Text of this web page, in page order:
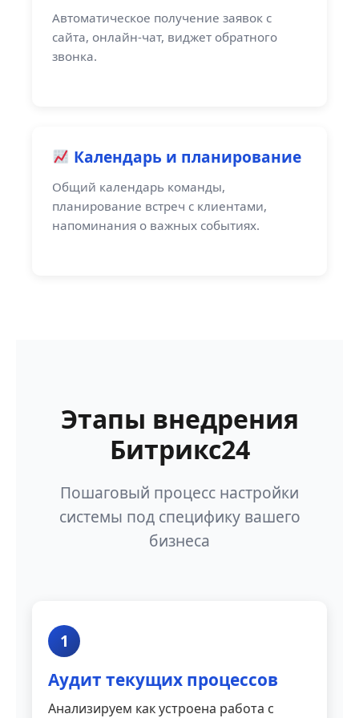
Автоматическое получение заявок с
сайта, онлайн-чат, виджет обратного
звонка.
Календарь и планирование
Общий календарь команды,
планирование встреч с клиентами,
напоминания о важных событиях.
Этапы внедрения
Битрикс24
Пошаговый процесс настройки
системы под специфику вашего
бизнеса
1
Аудит текущих процессов
Анализируем как устроена работа с